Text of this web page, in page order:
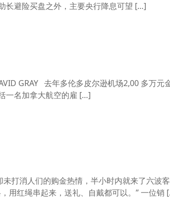
长避险买盘之外，主要央行降息可望 […]
GRAY 去年多伦多皮尔逊机场2,00 多万元
一名加拿大航空的雇 […]
打消人们的购金热情，半小时内就来了六波客
用红绳串起来，送礼、自戴都可以。” 一位销